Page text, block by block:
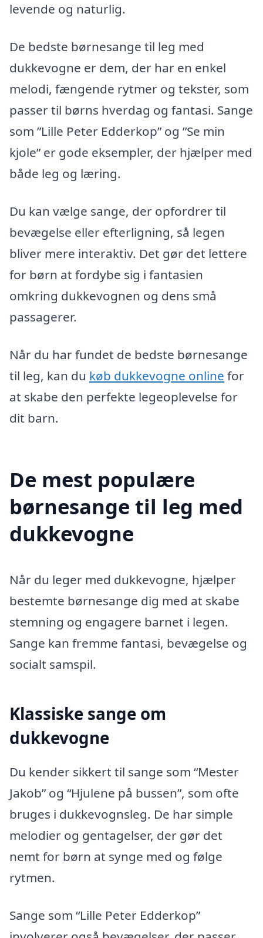
levende og naturlig.
De bedste børnesange til leg med
dukkevogne er dem, der har en enkel
melodi, fængende rytmer og tekster, som
passer til børns hverdag og fantasi. Sange
som ”Lille Peter Edderkop” og ”Se min
kjole” er gode eksempler, der hjælper med
både leg og læring.
Du kan vælge sange, der opfordrer til
bevægelse eller efterligning, så legen
bliver mere interaktiv. Det gør det lettere
for børn at fordybe sig i fantasien
omkring dukkevognen og dens små
passagerer.
Når du har fundet de bedste børnesange
til leg, kan du køb dukkevogne online for
at skabe den perfekte legeoplevelse for
dit barn.
De mest populære
børnesange til leg med
dukkevogne
Når du leger med dukkevogne, hjælper
bestemte børnesange dig med at skabe
stemning og engagere barnet i legen.
Sange kan fremme fantasi, bevægelse og
socialt samspil.
Klassiske sange om
dukkevogne
Du kender sikkert til sange som “Mester
Jakob” og “Hjulene på bussen”, som ofte
bruges i dukkevognsleg. De har simple
melodier og gentagelser, der gør det
nemt for børn at synge med og følge
rytmen.
Sange som “Lille Peter Edderkop”